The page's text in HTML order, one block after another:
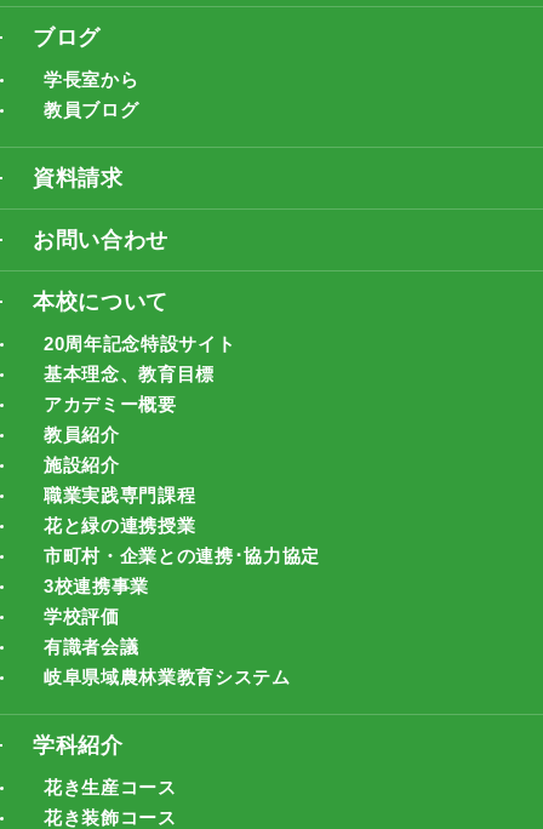
ブログ
学長室から
教員ブログ
資料請求
お問い合わせ
本校について
20周年記念特設サイト
基本理念、教育目標
アカデミー概要
教員紹介
施設紹介
職業実践専門課程
花と緑の連携授業
市町村・企業との連携･協力協定
3校連携事業
学校評価
有識者会議
岐阜県域農林業教育システム
学科紹介
花き生産コース
花き装飾コース